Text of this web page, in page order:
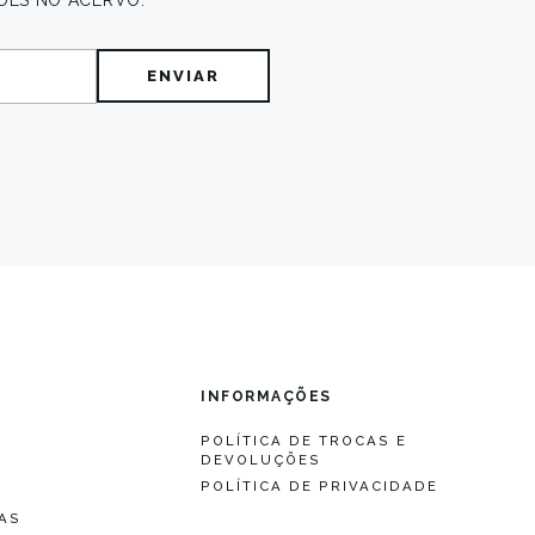
INFORMAÇÕES
POLÍTICA DE TROCAS E
DEVOLUÇÕES
POLÍTICA DE PRIVACIDADE